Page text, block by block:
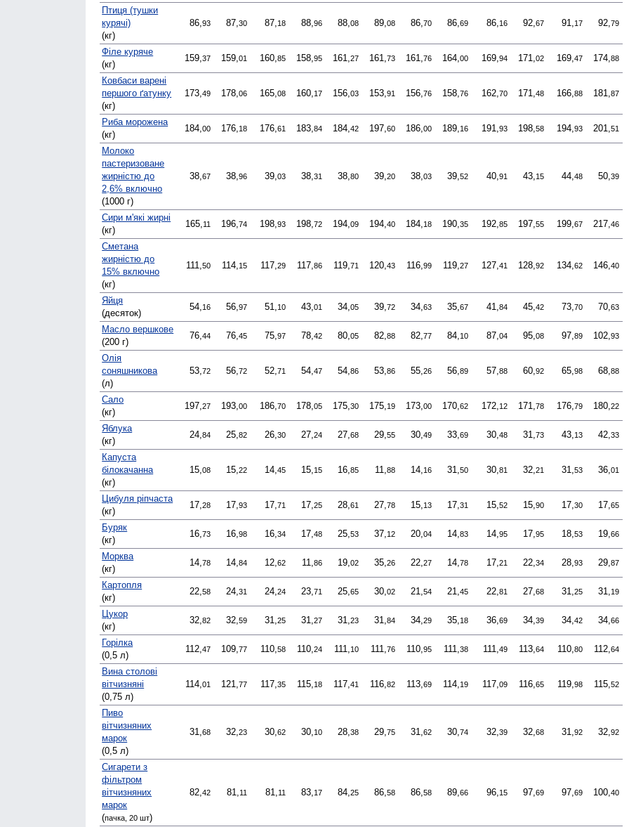
Птиця (тушки
курячі)
(кг)
86,93 87,30 87, 18 88,96 88,08 89,08 86,70 86,69 86, 16 92,67 91, 17 92,79
Філе куряче
(кг)
159,37 159,01 160,85 158,95 161,27 161,73 161,76 164,00 169,94 171,02 169,47 174,88
Ковбаси варені
першого ґатунку
(кг)
173,49 178,06 165,08 160, 17 156,03 153,91 156,76 158,76 162,70 171,48 166,88 181,87
Риба морожена
(кг)
184,00 176, 18 176,61 183,84 184,42 197,60 186,00 189, 16 191,93 198,58 194,93 201,51
Молоко
пастеризоване
жирністю до
2,6% включно
(1000 г)
38,67 38,96 39,03 38,31 38,80 39,20 38,03 39,52 40,91 43, 15 44,48 50,39
Сири м'які жирні
(кг)
165, 11 196,74 198,93 198,72 194,09 194,40 184, 18 190,35 192,85 197,55 199,67 217,46
Сметана
жирністю до
15% включно
(кг)
111,50 114, 15 117,29 117,86 119,71 120,43 116,99 119,27 127,41 128,92 134,62 146,40
Яйця
(десяток)
54, 16 56,97 51, 10 43,01 34,05 39,72 34,63 35,67 41,84 45,42 73,70 70,63
Масло вершкове
(200 г)
76,44 76,45 75,97 78,42 80,05 82,88 82,77 84, 10 87,04 95,08 97,89 102,93
Олія
соняшникова
(л)
53,72 56,72 52,71 54,47 54,86 53,86 55,26 56,89 57,88 60,92 65,98 68,88
Сало
(кг)
197,27 193,00 186,70 178,05 175,30 175, 19 173,00 170,62 172, 12 171,78 176,79 180,22
Яблука
(кг)
24,84 25,82 26,30 27,24 27,68 29,55 30,49 33,69 30,48 31,73 43, 13 42,33
Капуста
білокачанна
(кг)
15,08 15,22 14,45 15, 15 16,85 11,88 14, 16 31,50 30,81 32,21 31,53 36,01
Цибуля ріпчаста
(кг)
17,28 17,93 17,71 17,25 28,61 27,78 15, 13 17,31 15,52 15,90 17,30 17,65
Буряк
(кг)
16,73 16,98 16,34 17,48 25,53 37, 12 20,04 14,83 14,95 17,95 18,53 19,66
Морква
(кг)
14,78 14,84 12,62 11,86 19,02 35,26 22,27 14,78 17,21 22,34 28,93 29,87
Картопля
(кг)
22,58 24,31 24,24 23,71 25,65 30,02 21,54 21,45 22,81 27,68 31,25 31, 19
Цукор
(кг)
32,82 32,59 31,25 31,27 31,23 31,84 34,29 35, 18 36,69 34,39 34,42 34,66
Горілка
(0,5 л)
112,47 109,77 110,58 110,24 111, 10 111,76 110,95 111,38 111,49 113,64 110,80 112,64
Вина столові
вітчизняні
(0,75 л)
114,01 121,77 117,35 115, 18 117,41 116,82 113,69 114, 19 117,09 116,65 119,98 115,52
Пиво
вітчизняних
марок
(0,5 л)
31,68 32,23 30,62 30, 10 28,38 29,75 31,62 30,74 32,39 32,68 31,92 32,92
Сигарети з
фільтром
вітчизняних
марок
(пачка, 20 шт)
82,42 81, 11 81, 11 83, 17 84,25 86,58 86,58 89,66 96, 15 97,69 97,69 100,40